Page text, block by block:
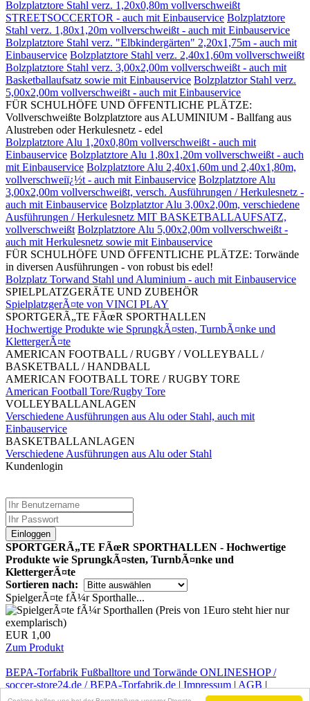
Bolzplatztore Stahl verz. 1,20x0,80m vollverschweißt
STREETSOCCERTOR - auch mit Einbauservice Bolzplatztore
Stahl verz. 1,80x1,20m vollverschweißt - auch mit Einbauservice
Bolzplatztore Stahl verz. "Elbkindergärten" 2,20x1,75m - auch mit
Einbauservice Bolzplatztore Stahl verz. 2,40x1,60m vollverschweißt
Bolzplatztore Stahl verz. 3,00x2,00m vollverschweißt - auch mit
Basketballaufsatz sowie mit Einbauservice Bolzplatztor Stahl verz.
5,00x2,00m vollverschweißt - auch mit Einbauservice
FÜR SCHULHÖFE UND ÖFFENTLICHE PLÄTZE:
Vollverschweißte Bolzplatztore aus ALUMINIUM - Ballfang aus
Alustreben oder Herkulesnetz - edel
Bolzplatztore Alu 1,20x0,80m vollverschweißt - auch mit
Einbauservice Bolzplatztore Alu 1,80x1,20m vollverschweißt - auch
mit Einbauservice Bolzplatztore Alu 2,40x1,60m und 2,40x1,80m,
vollverschweiï¿½t - auch mit Einbauservice Bolzplatztore Alu
3,00x2,00m vollverschweißt, versch. Ausführungen / Herkulesnetz -
auch mit Einbauservice Bolzplatztor Alu 3,00x2,00m, verschiedene
Ausführungen / Herkulesnetz MIT BASKETBALLAUFSATZ,
vollverschweißt Bolzplatztore Alu 5,00x2,00m vollverschweißt -
auch mit Herkulesnetz sowie mit Einbauservice
FÜR SCHULHÖFE UND ÖFFENTLICHE PLÄTZE: Torwände
in diversen Ausführungen - von robust bis edel!
Bolzplatz Torwand Stahl und Aluminium - auch mit Einbauservice
SPIELPLATZGERÄTE UND ZUBEHÖR
SpielplatzgerÃ¤te von VINCI PLAY
SPORTGERÃ„TE FÃœR SPORTHALLEN
Hochwertige Produkte wie SprungkÃ¤sten, TurnbÃ¤nke und
KlettergerÃ¤te
AMERICAN FOOTBALL / RUGBY / VOLLEYBALL /
BASKETBALL / HANDBALL
AMERICAN FOOTBALL TORE / RUGBY TORE
American Football Tore/Rugby Tore
VOLLEYBALLANLAGEN
Verschiedene Ausführungen aus Alu oder Stahl, auch mit
Einbauservice
BASKETBALLANLAGEN
Verschiedene Ausführungen aus Alu oder Stahl
Kundenlogin
Einloggen
SPORTGERÃ„TE FÃœR SPORTHALLEN - Hochwertige
Produkte wie SprungkÃ¤sten, TurnbÃ¤nke und
KlettergerÃ¤te
Sortieren nach:
SpielgerÃ¤te fÃ¼r Sporthalle...
EUR 1,00
Zum Produkt
BEPA-Torfabrik Fußballtore und Torwände ONLINESHOP /
soccer-store24.de / BEPA-Torfabrik.de | Impressum | AGB |
Kontakt|Infos zum Widerruf| Datenschutz Versandkosten